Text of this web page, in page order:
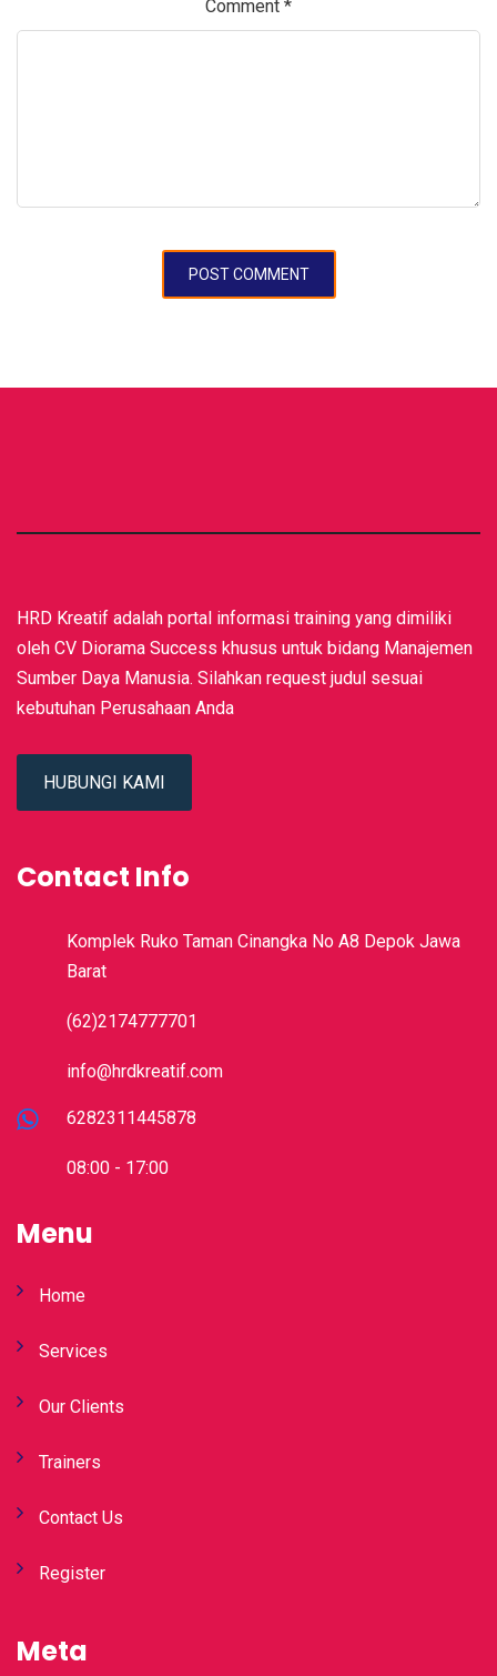
Comment *
HRD Kreatif adalah portal informasi training yang dimiliki
oleh CV Diorama Success khusus untuk bidang Manajemen
Sumber Daya Manusia. Silahkan request judul sesuai
kebutuhan Perusahaan Anda
HUBUNGI KAMI
Contact Info
Komplek Ruko Taman Cinangka No A8 Depok Jawa
Barat
(62)2174777701
info@hrdkreatif.com
6282311445878
08:00 - 17:00
Menu
Home
Services
Our Clients
Trainers
Contact Us
Register
Meta